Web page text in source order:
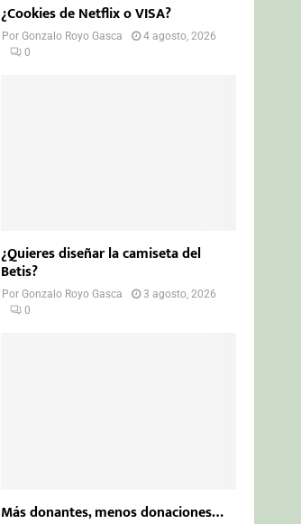
¿Cookies de Netflix o VISA?
PorGonzalo Royo Gasca
4 agosto, 2026
0
¿Quieres diseñar la camiseta del
Betis?
PorGonzalo Royo Gasca
3 agosto, 2026
0
Más donantes, menos donaciones…